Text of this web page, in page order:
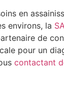
en
environs, la
de
pour un
contactant